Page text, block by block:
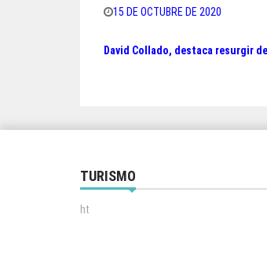
a
c
k
w
i
h
a
t
h
a
15 DE OCTUBRE DE 2020
Navegación
David Collado, destaca resurgir
TURISMO
ht